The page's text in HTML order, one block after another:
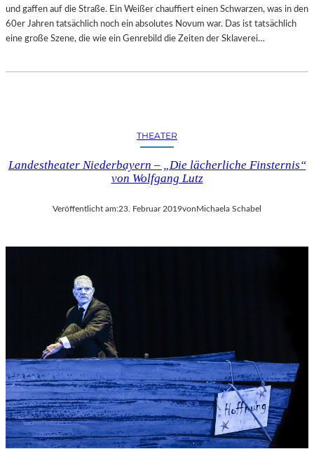
und gaffen auf die Straße. Ein Weißer chauffiert einen Schwarzen, was in den
60er Jahren tatsächlich noch ein absolutes Novum war. Das ist tatsächlich
eine große Szene, die wie ein Genrebild die Zeiten der Sklaverei…
THEATER
Landestheater Niederbayern – „Die lächerliche Finsternis“
von Wolfgang Lutz
Veröffentlicht am:23. Februar 2019vonMichaela Schabel